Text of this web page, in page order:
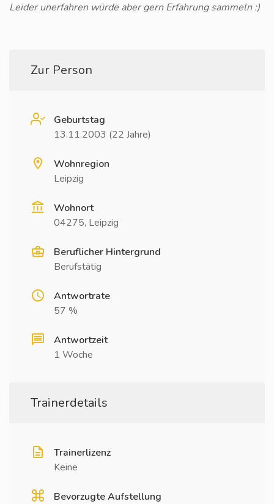
Leider unerfahren würde aber gern Erfahrung sammeln :)
Zur Person
Geburtstag
13.11.2003 (22 Jahre)
Wohnregion
Leipzig
Wohnort
04275, Leipzig
Beruflicher Hintergrund
Berufstätig
Antwortrate
57 %
Antwortzeit
1 Woche
Trainerdetails
Trainerlizenz
Keine
Bevorzugte Aufstellung